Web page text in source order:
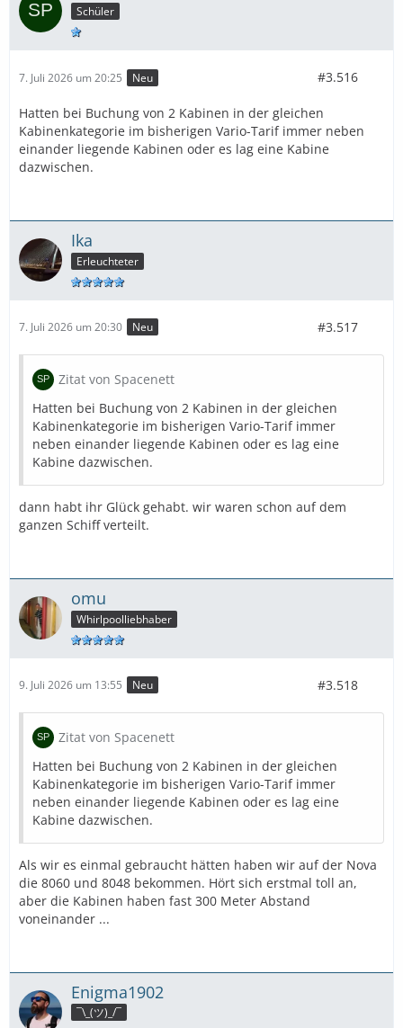
Schüler
7. Juli 2026 um 20:25 Neu #3.516
Hatten bei Buchung von 2 Kabinen in der gleichen
Kabinenkategorie im bisherigen Vario-Tarif immer neben
einander liegende Kabinen oder es lag eine Kabine
dazwischen.
Ika
Erleuchteter
7. Juli 2026 um 20:30 Neu #3.517
Zitat von Spacenett
Hatten bei Buchung von 2 Kabinen in der gleichen
Kabinenkategorie im bisherigen Vario-Tarif immer
neben einander liegende Kabinen oder es lag eine
Kabine dazwischen.
dann habt ihr Glück gehabt. wir waren schon auf dem
ganzen Schiff verteilt.
omu
Whirlpoolliebhaber
9. Juli 2026 um 13:55 Neu #3.518
Zitat von Spacenett
Hatten bei Buchung von 2 Kabinen in der gleichen
Kabinenkategorie im bisherigen Vario-Tarif immer
neben einander liegende Kabinen oder es lag eine
Kabine dazwischen.
Als wir es einmal gebraucht hätten haben wir auf der Nova
die 8060 und 8048 bekommen. Hört sich erstmal toll an,
aber die Kabinen haben fast 300 Meter Abstand
voneinander ...
Enigma1902
¯\_(ツ)_/¯